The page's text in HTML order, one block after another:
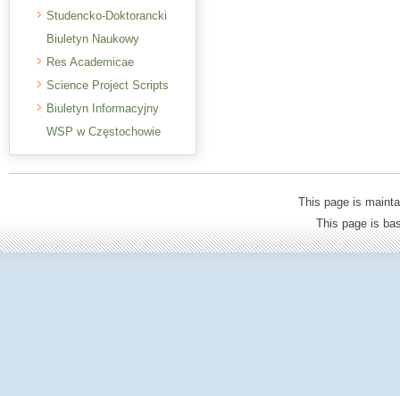
Studencko-Doktorancki
Biuletyn Naukowy
Res Academicae
Science Project Scripts
Biuletyn Informacyjny
WSP w Częstochowie
This page is
This page is